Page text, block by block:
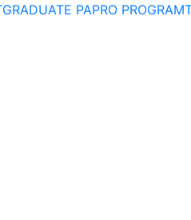
PAPRO PROGRAM